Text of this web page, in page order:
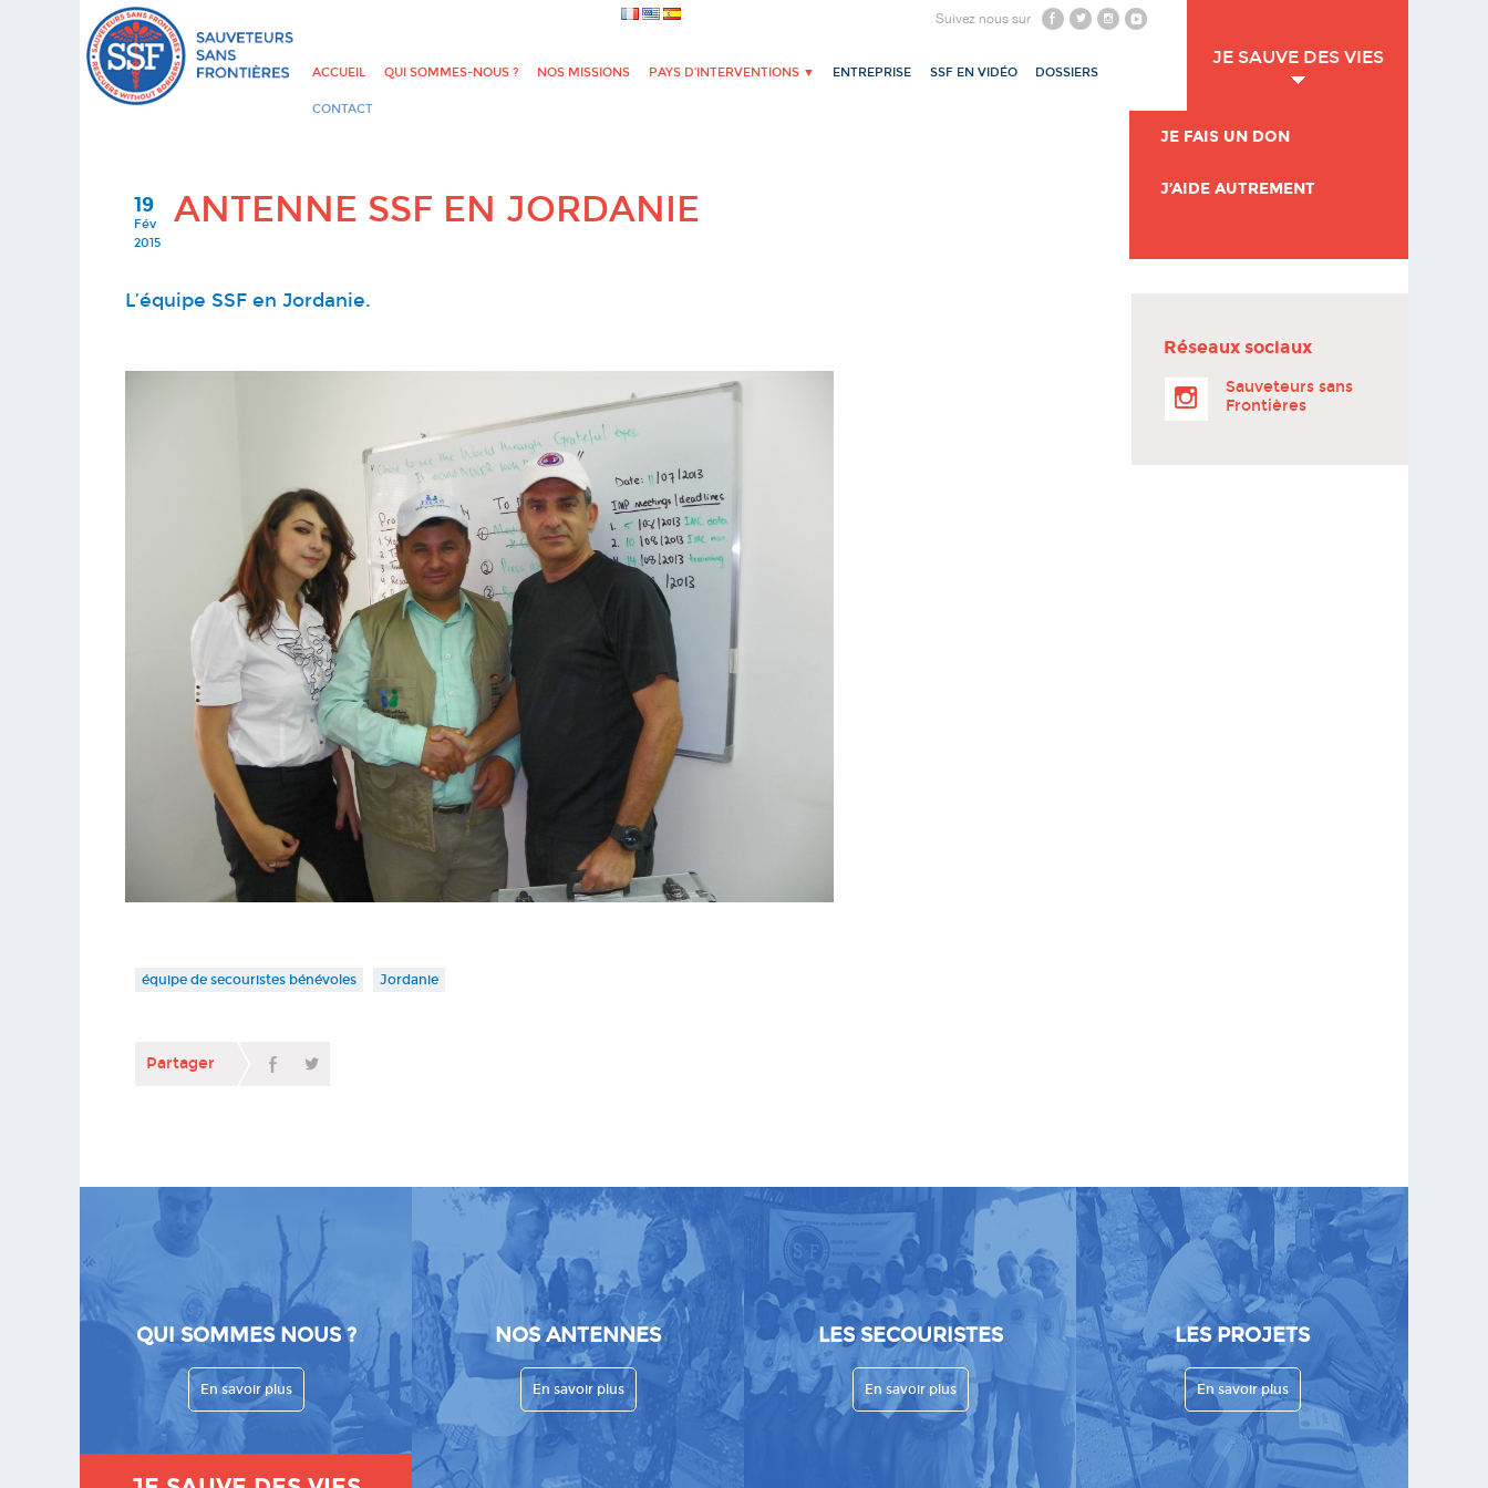
Suivez nous sur
ACCUEIL QUI SOMMES-NOUS ? NOS MISSIONS PAYS D’INTERVENTIONS ▼ ENTREPRISE SSF EN VIDÉO DOSSIERS
CONTACT
JE SAUVE DES VIES
JE FAIS UN DON
J’AIDE AUTREMENT
19
Fév
2015
ANTENNE SSF EN JORDANIE
L’équipe SSF en Jordanie.
équipe de secouristes bénévoles Jordanie
Partager
Réseaux sociaux
Sauveteurs sans
Frontières
QUI SOMMES NOUS ?
En savoir plus
NOS ANTENNES
En savoir plus
LES SECOURISTES
En savoir plus
LES PROJETS
En savoir plus